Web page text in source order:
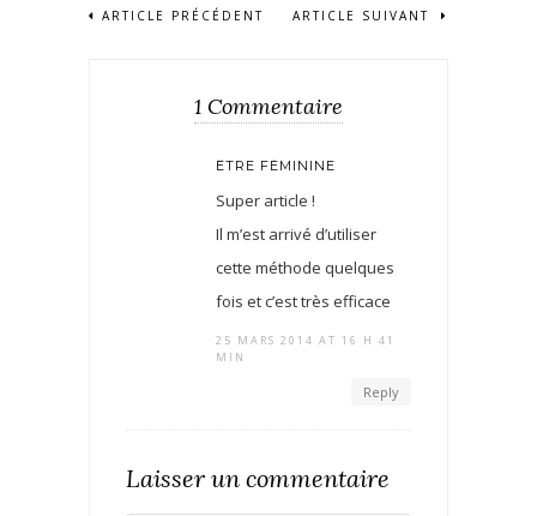
ARTICLE PRÉCÉDENT ARTICLE SUIVANT
1 Commentaire
ÊTRE FÉMININE
Super article !
Il m’est arrivé d’utiliser
cette méthode quelques
fois et c’est très efficace
25 MARS 2014 AT 16 H 41
MIN
Reply
Laisser un commentaire